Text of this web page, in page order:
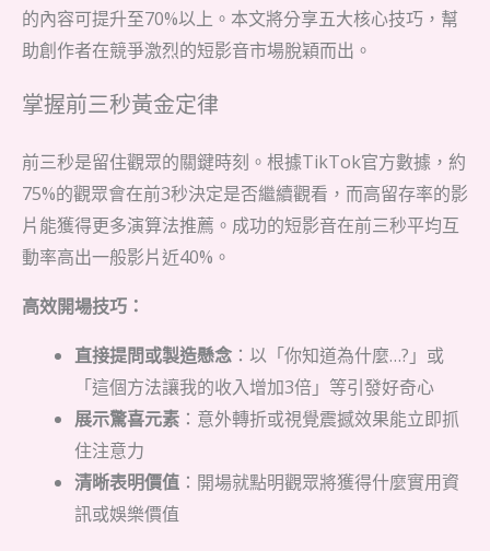
的內容可提升至70%以上。本文將分享五大核心技巧，幫
助創作者在競爭激烈的短影音市場脫穎而出。
掌握前三秒黃金定律
前三秒是留住觀眾的關鍵時刻。根據TikTok官方數據，約
75%的觀眾會在前3秒決定是否繼續觀看，而高留存率的影
片能獲得更多演算法推薦。成功的短影音在前三秒平均互
動率高出一般影片近40%。
高效開場技巧：
直接提問或製造懸念 ：以「你知道為什麼…?」或
「這個方法讓我的收入增加3倍」等引發好奇心
展示驚喜元素 ：意外轉折或視覺震撼效果能立即抓
住注意力
清晰表明價值 ：開場就點明觀眾將獲得什麼實用資
訊或娛樂價值